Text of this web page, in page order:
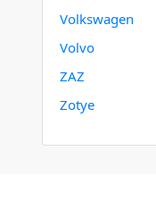
Volkswagen
Volvo
ZAZ
Zotye